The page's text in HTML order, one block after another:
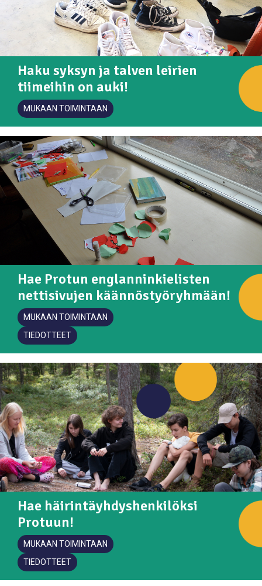
Kesäjatkoleirin 2024 ilmoittautuminen
aukeaa sunnuntaina 3.3. klo 10
Tervetuloa käyttämään Protun uusia
nettisivuja
Haku syksyn ja talven leirien
tiimeihin on auki!
MUKAAN TOIMINTAAN
Hae Protun englanninkielisten
nettisivujen käännöstyöryhmään!
MUKAAN TOIMINTAAN
TIEDOTTEET
Hae häirintäyhdyshenkilöksi
Protuun!
MUKAAN TOIMINTAAN
TIEDOTTEET